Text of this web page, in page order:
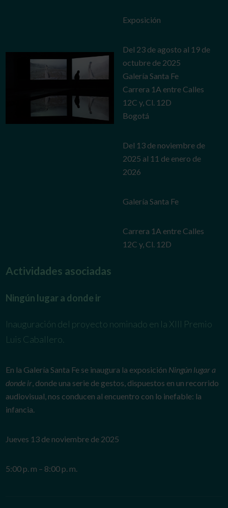
Exposición
Del 23 de agosto al 19 de
octubre de 2025
Galería Santa Fe
Carrera 1A entre Calles
12C y, Cl. 12D
Bogotá
Del 13 de noviembre de
2025 al 11 de enero de
2026
Galería Santa Fe
Carrera 1A entre Calles
12C y, Cl. 12D
Actividades asociadas
Ningún lugar a donde ir
Inauguración del proyecto nominado en la XIII Premio
Luis Caballero.
En la Galería Santa Fe se inaugura la exposición Ningún lugar a
donde ir, donde una serie de gestos, dispuestos en un recorrido
audiovisual, nos conducen al encuentro con lo inefable: la
infancia.
Jueves 13 de noviembre de 2025
5:00 p. m – 8:00 p. m.